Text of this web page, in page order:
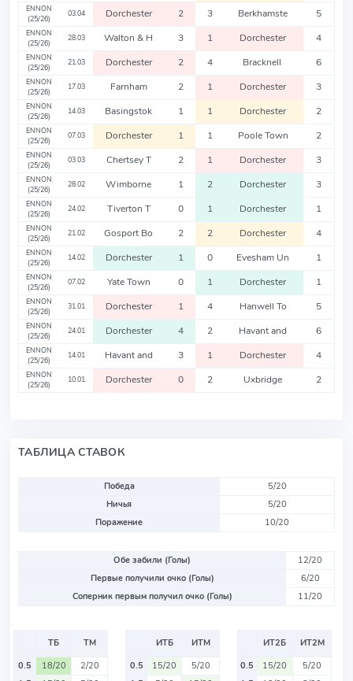
ENNON
(25/26)
03.04 Dorchester 2 3 Berkhamste 5
ENNON
(25/26)
28.03 Walton & H 3 1 Dorchester 4
ENNON
(25/26)
21.03 Dorchester 2 4 Bracknell 6
ENNON
(25/26)
17.03 Farnham 2 1 Dorchester 3
ENNON
(25/26)
14.03 Basingstok 1 1 Dorchester 2
ENNON
(25/26)
07.03 Dorchester 1 1 Poole Town 2
ENNON
(25/26)
03.03 Chertsey T 2 1 Dorchester 3
ENNON
(25/26)
28.02 Wimborne 1 2 Dorchester 3
ENNON
(25/26)
24.02 Tiverton T 0 1 Dorchester 1
ENNON
(25/26)
21.02 Gosport Bo 2 2 Dorchester 4
ENNON
(25/26)
14.02 Dorchester 1 0 Evesham Un 1
ENNON
(25/26)
07.02 Yate Town 0 1 Dorchester 1
ENNON
(25/26)
31.01 Dorchester 1 4 Hanwell To 5
ENNON
(25/26)
24.01 Dorchester 4 2 Havant and 6
ENNON
(25/26)
14.01 Havant and 3 1 Dorchester 4
ENNON
(25/26)
10.01 Dorchester 0 2 Uxbridge 2
ТАБЛИЦА СТАВОК
Победа
5/20
Ничья
5/20
Поражение
10/20
Обе забили (Голы)
12/20
Первые получили очко (Голы)
6/20
Соперник первым получил очко (Голы)
11/20
ТБ
ТМ
0.5
18/20
2/20
ИТБ
ИТМ
0.5
15/20
5/20
ИТ2Б
ИТ2М
0.5
15/20
5/20